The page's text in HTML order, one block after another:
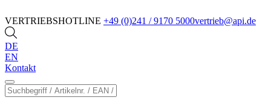
VERTRIEBSHOTLINE +49 (0)241 / 9170 5000vertrieb@api.de
DE
EN
Kontakt